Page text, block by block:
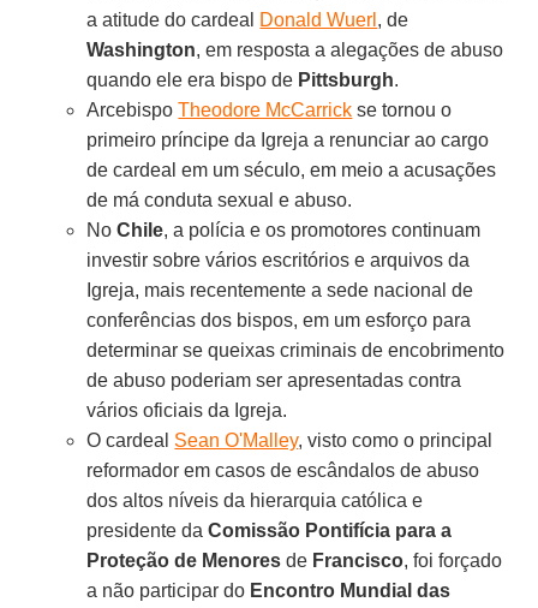
a atitude do cardeal Donald Wuerl , de
Washington, em resposta a alegações de abuso
quando ele era bispo de Pittsburgh.
ArcebispoTheodore McCarrick se tornou o
primeiro príncipe da Igreja a renunciar ao cargo
de cardeal em um século, em meio a acusações
de má conduta sexual e abuso.
NoChile, a polícia e os promotores continuam
investir sobre vários escritórios e arquivos da
Igreja, mais recentemente a sede nacional de
conferências dos bispos, em um esforço para
determinar se queixas criminais de encobrimento
de abuso poderiam ser apresentadas contra
vários oficiais da Igreja.
O cardeal Sean O'Malley, visto como o principal
reformador em casos de escândalos de abuso
dos altos níveis da hierarquia católica e
presidente daComissão Pontifícia para a
Proteção de Menores de Francisco, foi forçado
a não participar do Encontro Mundial das